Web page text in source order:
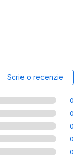
Scrie o recenzie
0
0
0
0
0